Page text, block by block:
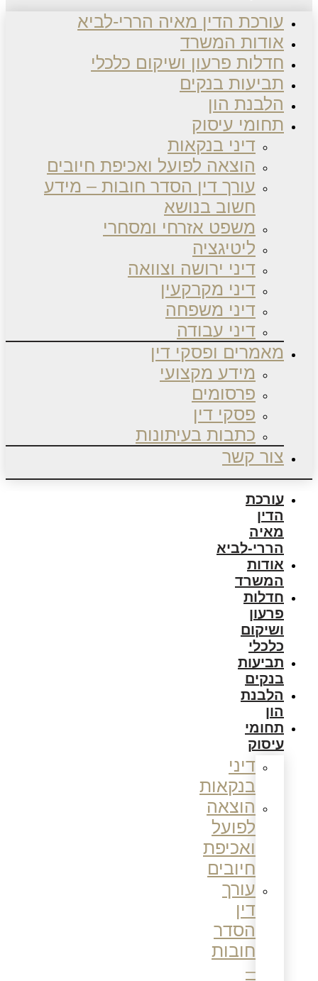
עורכת הדין מאיה הררי-לביא
אודות המשרד
חדלות פרעון ושיקום כלכלי
תביעות בנקים
הלבנת הון
תחומי עיסוק
דיני בנקאות
הוצאה לפועל ואכיפת חיובים
עורך דין הסדר חובות – מידע
חשוב בנושא
משפט אזרחי ומסחרי
ליטיגציה
דיני ירושה וצוואה
דיני מקרקעין
דיני משפחה
דיני עבודה
מאמרים ופסקי דין
מידע מקצועי
פרסומים
פסקי דין
כתבות בעיתונות
צור קשר
עורכת
הדין
מאיה
הררי-לביא
אודות
המשרד
חדלות
פרעון
ושיקום
כלכלי
תביעות
בנקים
הלבנת
הון
תחומי
עיסוק
דיני
בנקאות
הוצאה
לפועל
ואכיפת
חיובים
עורך
דין
הסדר
חובות